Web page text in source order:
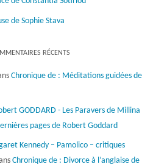
de Sophie Stava
RÉCENTS
Chronique de : Méditations guidées de
GODDARD - Les Paravers de Millina
pages de Robert Goddard
Kennedy – Pamolico – critiques
Chronique de : Divorce à l’anglaise de